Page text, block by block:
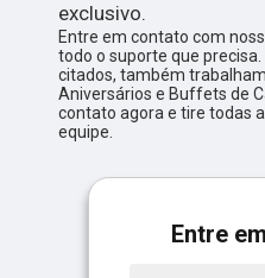
exclusivo.
Entre em contato com
todo o suporte que
citados, também
Aniversários e Buffets de
contato agora e tire todas
equipe.
Entre